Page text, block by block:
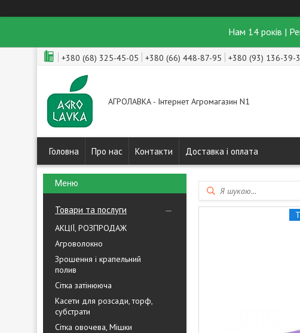
Нам 14 років |
+380 (68) 325-45-05 +380 (66) 448-87-95 +380 (93) 136-39-
АГРОЛАВКА - Інтернет Агромагазин N1
Головна Про нас Контакти Доставка і оплата
Товари та послуги
АКЦІЇ, РОЗПРОДАЖ
Агроволокно
Зрошення і крапельний
полив
Сітка затінююча
Касети для розсади, торф,
субстрати
Сітка овочева, Мішки